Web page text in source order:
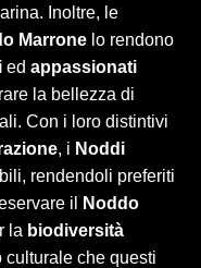
Inoltre, le
Marrone lo rendono
ed appassionati
la bellezza di
Con i loro distintivi
, i Noddi
rendendoli preferiti
il
Noddo
la biodiversità
culturale che questi